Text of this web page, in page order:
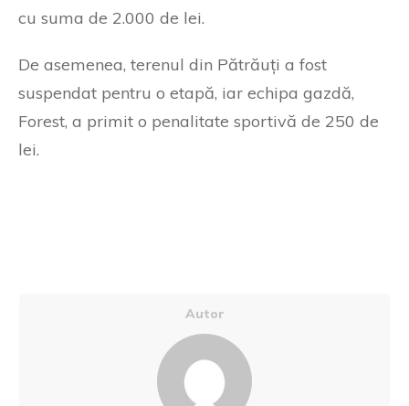
cu suma de 2.000 de lei.
De asemenea, terenul din Pătrăuți a fost
suspendat pentru o etapă, iar echipa gazdă,
Forest, a primit o penalitate sportivă de 250 de
lei.
Autor